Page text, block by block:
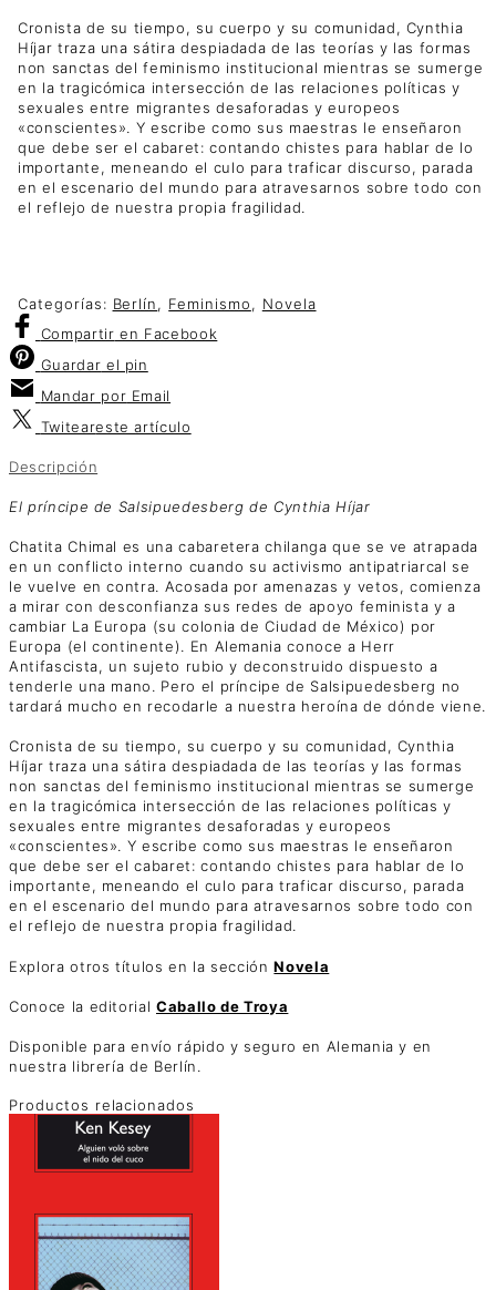
Cronista de su tiempo, su cuerpo y su comunidad, Cynthia
Híjar traza una sátira despiadada de las teorías y las formas
non sanctas del feminismo institucional mientras se sumerge
en la tragicómica intersección de las relaciones políticas y
sexuales entre migrantes desaforadas y europeos
«conscientes». Y escribe como sus maestras le enseñaron
que debe ser el cabaret: contando chistes para hablar de lo
importante, meneando el culo para traficar discurso, parada
en el escenario del mundo para atravesarnos sobre todo con
el reflejo de nuestra propia fragilidad.
Categorías: Berlín, Feminismo, Novela
Compartir en Facebook
Guardar el pin
Mandar por Email
Twiteareste artículo
Descripción
El príncipe de Salsipuedesberg de Cynthia Híjar
Chatita Chimal es una cabaretera chilanga que se ve atrapada
en un conflicto interno cuando su activismo antipatriarcal se
le vuelve en contra. Acosada por amenazas y vetos, comienza
a mirar con desconfianza sus redes de apoyo feminista y a
cambiar La Europa (su colonia de Ciudad de México) por
Europa (el continente). En Alemania conoce a Herr
Antifascista, un sujeto rubio y deconstruido dispuesto a
tenderle una mano. Pero el príncipe de Salsipuedesberg no
tardará mucho en recodarle a nuestra heroína de dónde viene.
Cronista de su tiempo, su cuerpo y su comunidad, Cynthia
Híjar traza una sátira despiadada de las teorías y las formas
non sanctas del feminismo institucional mientras se sumerge
en la tragicómica intersección de las relaciones políticas y
sexuales entre migrantes desaforadas y europeos
«conscientes». Y escribe como sus maestras le enseñaron
que debe ser el cabaret: contando chistes para hablar de lo
importante, meneando el culo para traficar discurso, parada
en el escenario del mundo para atravesarnos sobre todo con
el reflejo de nuestra propia fragilidad.
Explora otros títulos en la secciónNovela
Conoce la editorial Caballo de Troya
Disponible para envío rápido y seguro en Alemania y en
nuestra librería de Berlín.
Productos relacionados